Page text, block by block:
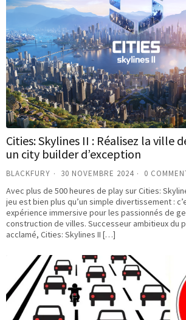
Cities: Skylines II : Réalisez la ville
un city builder d’exception
BLACKFURY 30 NOVEMBRE 2024 0
Avec plus de 500 heures de play sur Cities:
jeu est bien plus qu’un simple divertissement :
expérience immersive pour les passionnés de
construction de villes. Successeur ambitieux du
acclamé, Cities: Skylines II […]